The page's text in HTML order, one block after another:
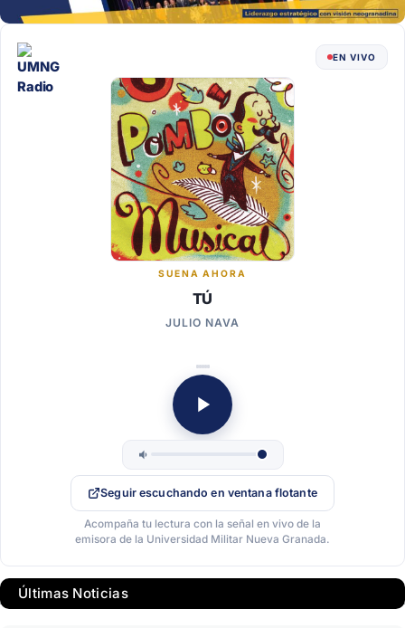
EN VIVO
SUENA AHORA
TÚ
JULIO NAVA
Seguir escuchando en ventana flotante
Acompaña tu lectura con la señal en vivo de la
emisora de la Universidad Militar Nueva Granada.
Últimas Noticias